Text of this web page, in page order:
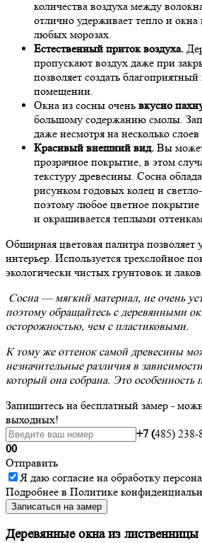
количества воздуха между
отлично удерживает тепло и
любых морозах.
Естественный приток воздуха.
пропускают воздух даже при
позволяет создать
помещении.
Окна из сосны очень вкусно
большому содержанию смолы.
даже несмотря на несколько
Красивый внешний вид. Вы
прозрачное покрытие, в этом
текстуру древесины. Сосна
рисунком годовых колец и
поэтому любое цветное покрытие
и окрашивается теплыми
Обширная цветовая палитра позволяет
интерьер. Используется трехслойное
экологически чистых грунтовок и
Сосна — мягкий материал, не очень
поэтому обращайтесь с деревянными
осторожностью, чем с пластиковыми.
К тому же оттенок самой древесины
незначительные различия в
который она собрана. Это особенность
Запишитесь на бесплатный замер -
выходных!
+7 (485) 238-
00
Отправить
Я даю согласие на обработку
Подробнее в Политике
Записаться на замер
Деревянные окна из лиственницы